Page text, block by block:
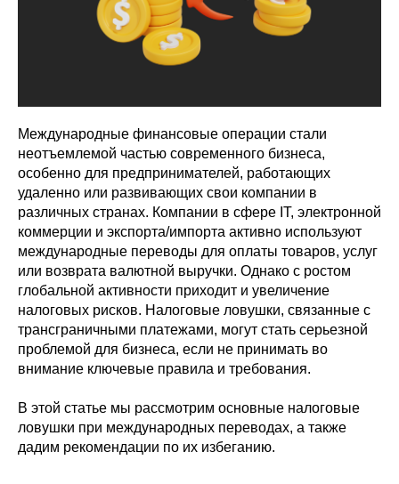
Международные финансовые операции стали
неотъемлемой частью современного бизнеса,
особенно для предпринимателей, работающих
удаленно или развивающих свои компании в
различных странах. Компании в сфере IT, электронной
коммерции и экспорта/импорта активно используют
международные переводы для оплаты товаров, услуг
или возврата валютной выручки. Однако с ростом
глобальной активности приходит и увеличение
налоговых рисков. Налоговые ловушки, связанные с
трансграничными платежами, могут стать серьезной
проблемой для бизнеса, если не принимать во
внимание ключевые правила и требования.
В этой статье мы рассмотрим основные налоговые
ловушки при международных переводах, а также
дадим рекомендации по их избеганию.